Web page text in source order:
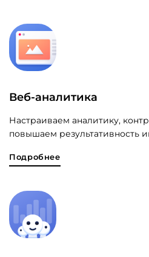
Веб-аналитика
Настраиваем аналитику,
повышаем результативность
Подробнее